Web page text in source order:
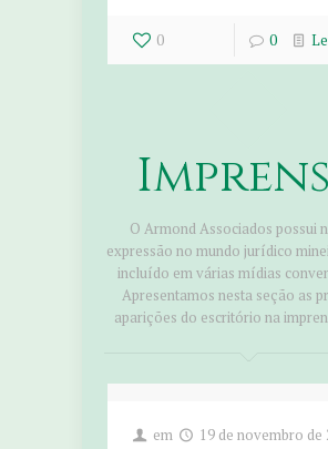
0 0
O Armond Associados possui
expressão no mundo jurídico
incluído em várias mídias
Apresentamos nesta seção as
aparições do escritório na
em 19 de novembro de